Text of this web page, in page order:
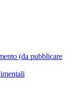
(da pubblicare